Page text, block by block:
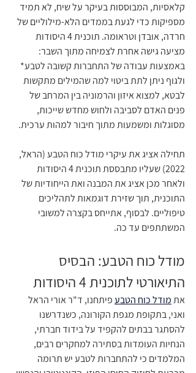
קלאסיות, המבוססות בעיקר על שיח, לא תמיד
מספיקות כדי לגעת בממדים הלא-מילוליים של
חרדה, אובדן וטראומה. תוכנית 4 היסודות
מציעה גישה אחרת לצמיחה מתוך השבר:
באמצעות עבודה של התחברות קשובה לטבע*
ולגוף ניתן לתת ביטוי למה שהמילים מתקשות
לבטא, למצוא איזון והרמוניה בין המרחב של
פנים האדם לסביבה ולחוש מחדש שייכות,
מסוגלות ומשמעות מתוך חיבור למהות ערכית.
תחילה אציג את עיקרי מודל כוח הטבע (הראל,
2022) שעליו מתבססת תוכנית 4 היסודות
ולאחר מכן אציג את המבנה ואת הייחודיות של
התוכנית, תוך שזירת דוגמאות לתהליכים
טיפוליים. לבסוף, אתייחס בקצרה למשובי
המשתתפים עד כה.
מודל כוח הטבע: הבסיס
התיאורטי לתוכנית 4 היסודות
את מודל כוח הטבע פיתחנו, ד"ר אורי הראל
ואני, בתקופת מגפת הקורונה, כשנדרשנו
להסתגר בבתים להקפיד על בידוד חברתי,
הנחיות העומדות בסתירה למחקרים רבים,
המלמדים כי להתחברות לטבע יש תרומה